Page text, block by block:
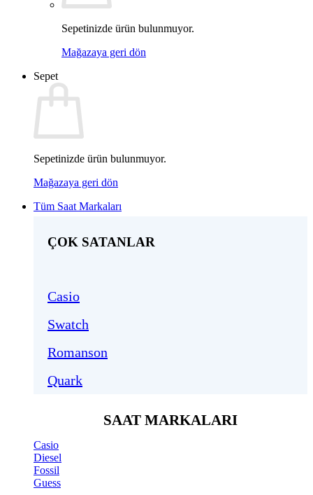
Sepetinizde ürün bulunmuyor.
Mağazaya geri dön
Sepet
Sepetinizde ürün bulunmuyor.
Mağazaya geri dön
Tüm Saat Markaları
ÇOK SATANLAR
Casio
Swatch
Romanson
Quark
SAAT MARKALARI
Casio
Diesel
Fossil
Guess